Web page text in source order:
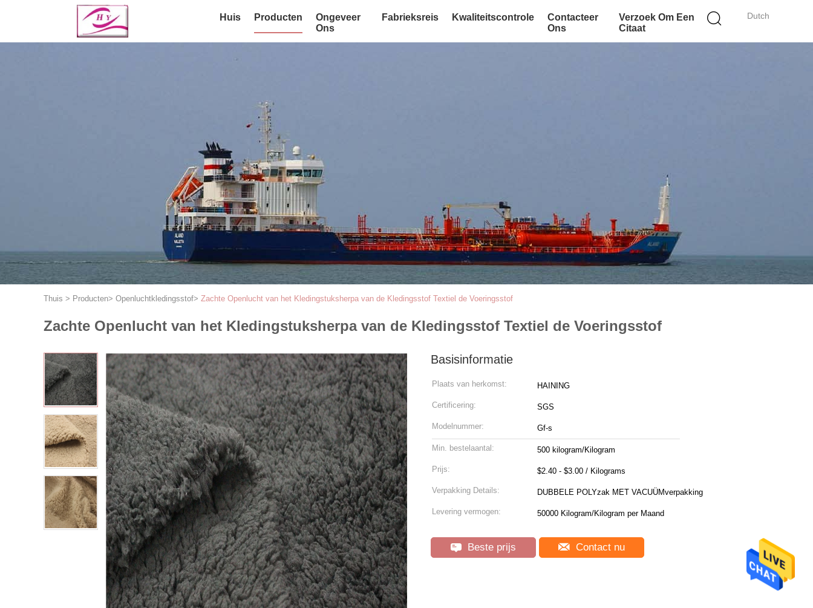
Dutch
Huis Producten
Ongeveer
Ons
Fabrieksreis Kwaliteitscontrole
Contacteer
Ons
Verzoek Om Een
Citaat
Thuis > Producten> Openluchtkledingsstof> Zachte Openlucht van het Kledingstuksherpa van de Kledingsstof Textiel de Voeringsstof
Zachte Openlucht van het Kledingstuksherpa van de Kledingsstof Textiel de Voeringsstof
Basisinformatie
Plaats van herkomst: HAINING
Certificering: SGS
Modelnummer: Gf-s
Min. bestelaantal: 500 kilogram/Kilogram
Prijs: $2.40 - $3.00 / Kilograms
Verpakking Details: DUBBELE POLYzak MET VACUÜMverpakking
Levering vermogen: 50000 Kilogram/Kilogram per Maand
Beste prijs Contact nu